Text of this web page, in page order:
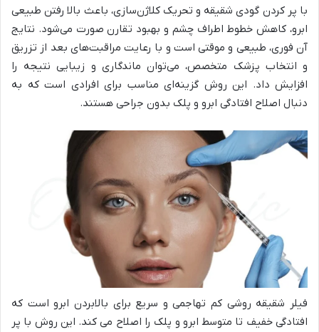
با پر کردن گودی شقیقه و تحریک کلاژن‌سازی، باعث بالا رفتن طبیعی
ابرو، کاهش خطوط اطراف چشم و بهبود تقارن صورت می‌شود. نتایج
آن فوری، طبیعی و موقتی است و با رعایت مراقبت‌های بعد از تزریق
و انتخاب پزشک متخصص، می‌توان ماندگاری و زیبایی نتیجه را
افزایش داد. این روش گزینه‌ای مناسب برای افرادی است که به
دنبال اصلاح افتادگی ابرو و پلک بدون جراحی هستند.
فیلر شقیقه روشی کم تهاجمی و سریع برای بالابردن ابرو است که
افتادگی خفیف تا متوسط ابرو و پلک را اصلاح می کند. این روش با پر